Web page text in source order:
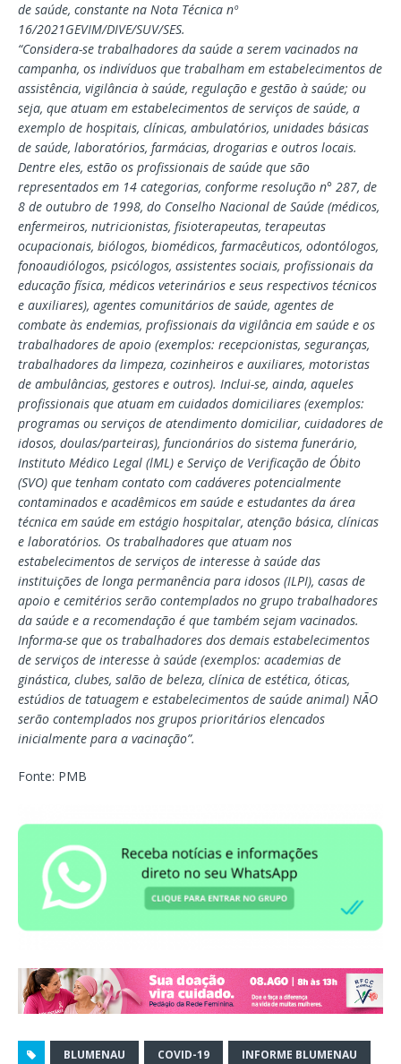
de saúde, constante na Nota Técnica nº
16/2021GEVIM/DIVE/SUV/SES.
“Considera-se trabalhadores da saúde a serem vacinados na
campanha, os indivíduos que trabalham em estabelecimentos de
assistência, vigilância à saúde, regulação e gestão à saúde; ou
seja, que atuam em estabelecimentos de serviços de saúde, a
exemplo de hospitais, clínicas, ambulatórios, unidades básicas
de saúde, laboratórios, farmácias, drogarias e outros locais.
Dentre eles, estão os profissionais de saúde que são
representados em 14 categorias, conforme resolução n° 287, de
8 de outubro de 1998, do Conselho Nacional de Saúde (médicos,
enfermeiros, nutricionistas, fisioterapeutas, terapeutas
ocupacionais, biólogos, biomédicos, farmacêuticos, odontólogos,
fonoaudiólogos, psicólogos, assistentes sociais, profissionais da
educação física, médicos veterinários e seus respectivos técnicos
e auxiliares), agentes comunitários de saúde, agentes de
combate às endemias, profissionais da vigilância em saúde e os
trabalhadores de apoio (exemplos: recepcionistas, seguranças,
trabalhadores da limpeza, cozinheiros e auxiliares, motoristas
de ambulâncias, gestores e outros). Inclui-se, ainda, aqueles
profissionais que atuam em cuidados domiciliares (exemplos:
programas ou serviços de atendimento domiciliar, cuidadores de
idosos, doulas/parteiras), funcionários do sistema funerário,
Instituto Médico Legal (lML) e Serviço de Verificação de Óbito
(SVO) que tenham contato com cadáveres potencialmente
contaminados e acadêmicos em saúde e estudantes da área
técnica em saúde em estágio hospitalar, atenção básica, clínicas
e laboratórios. Os trabalhadores que atuam nos
estabelecimentos de serviços de interesse à saúde das
instituições de longa permanência para idosos (ILPI), casas de
apoio e cemitérios serão contemplados no grupo trabalhadores
da saúde e a recomendação é que também sejam vacinados.
Informa-se que os trabalhadores dos demais estabelecimentos
de serviços de interesse à saúde (exemplos: academias de
ginástica, clubes, salão de beleza, clínica de estética, óticas,
estúdios de tatuagem e estabelecimentos de saúde animal) NÃO
serão contemplados nos grupos prioritários elencados
inicialmente para a vacinação”.
Fonte: PMB
BLUMENAU COVID-19 INFORME BLUMENAU